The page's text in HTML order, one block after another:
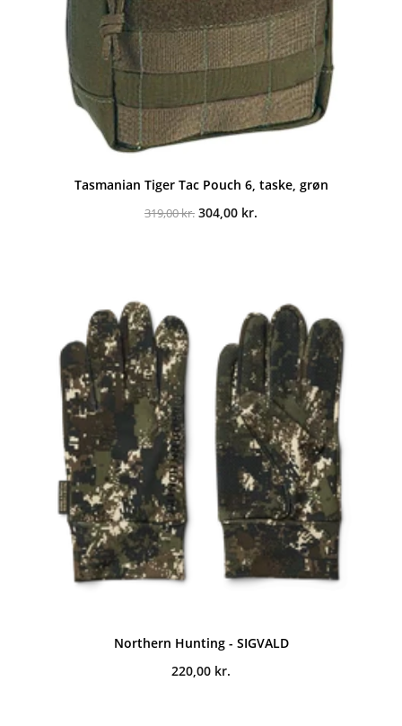
Tasmanian Tiger Tac Pouch 6, taske, grøn
319,00kr. Den
304,00 kr.
Northern Hunting - SIGVALD
220,00 kr.